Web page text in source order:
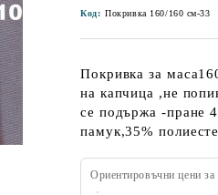
Код: Покривка 160/160 см-33
Покривка за
на капчица ,не
се подържа -пране
памук,35%
Ориентировъчни цени за